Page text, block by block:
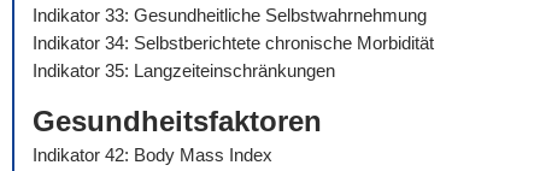
Indikator 33: Gesundheitliche Selbstwahrnehmung
Indikator 34: Selbstberichtete chronische Morbidität
Indikator 35: Langzeiteinschränkungen
Gesundheitsfaktoren
Indikator 42: Body Mass Index